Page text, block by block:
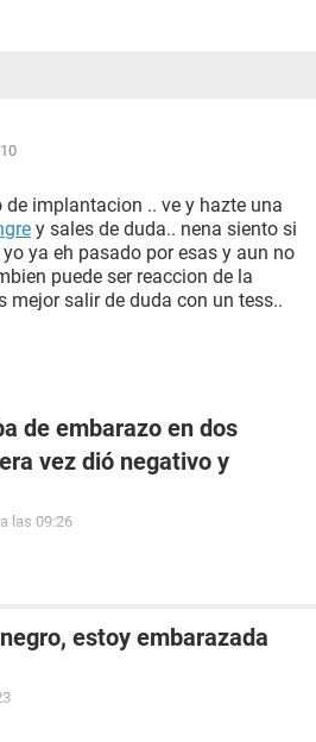
implantacion .. ve y hazte una
y sales de duda.. nena siento si
ya eh pasado por esas y aun no
puede ser reaccion de la
mejor salir de duda con un tess..
de embarazo en dos
vez dió negativo y
las 09:26
estoy embarazada